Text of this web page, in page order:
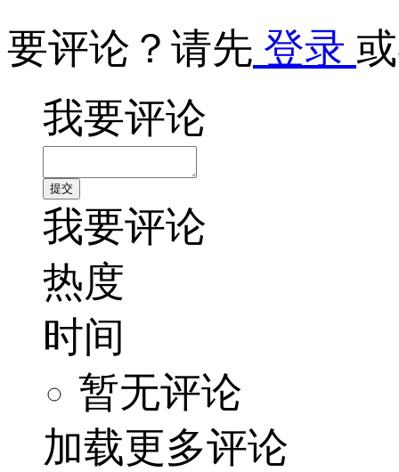
要评论？请先 登录
我要评论
我要评论
热度
时间
暂无评论
加载更多评论